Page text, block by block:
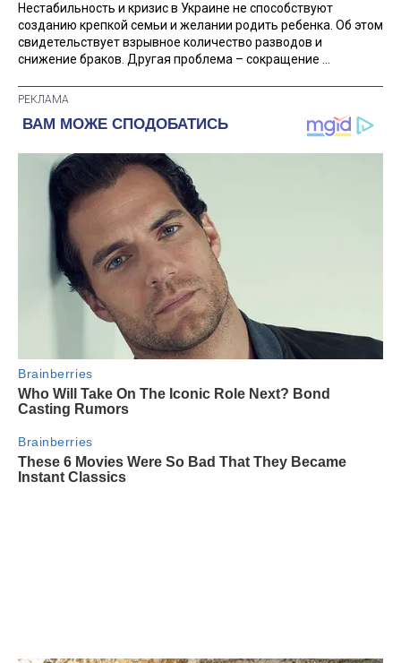
Нестабильность и кризис в Украине не способствуют
созданию крепкой семьи и желании родить ребенка. Об этом
свидетельствует взрывное количество разводов и
снижение браков. Другая проблема – сокращение ...